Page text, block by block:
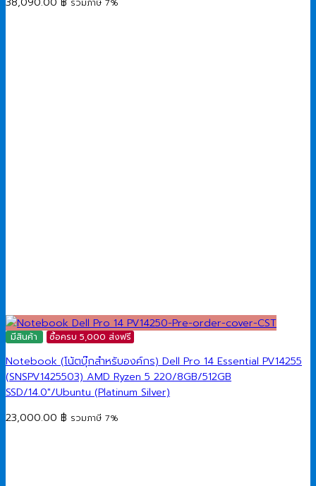
รวมภาษี 7%
มีสินค้า ซื้อครบ 5,000 ส่งฟรี
Notebook (โน้ตบุ๊กสำหรับองค์กร) Dell Pro 14 Essential PV14255
(SNSPV1425503) AMD Ryzen 5 220/8GB/512GB
SSD/14.0″/Ubuntu (Platinum Silver)
23,000.00 ฿ รวมภาษี 7%